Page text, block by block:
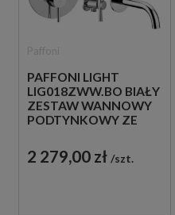
PAFFONI LIGHT
LIG018ZWW.BO BIAŁY
ZESTAW WANNOWY
PODTYNKOWY ZE
PRYSZNICOWĄ
2 279,00 zł szt.